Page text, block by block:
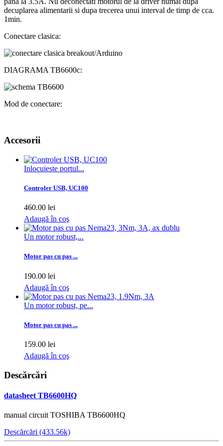
decuplarea alimentarii si dupa trecerea unui interval de timp de cca.
1min.
Conectare clasica:
DIAGRAMA TB6600c:
Mod de conectare:
Accesorii
Inlocuieste portul...
Controler USB, UC100
460.00 lei
Adaugă în coş
Un motor robust,...
Motor pas cu pas ...
190.00 lei
Adaugă în coş
Un motor robust, pe...
Motor pas cu pas ...
159.00 lei
Adaugă în coş
Descărcări
datasheet TB6600HQ
manual circuit TOSHIBA TB6600HQ
Descărcări (433.56k)